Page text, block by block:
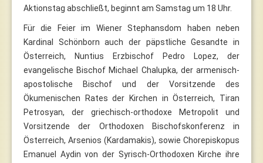
Aktionstag abschließt, beginnt am Samstag um 18 Uhr.
Für die Feier im Wiener Stephansdom haben neben
Kardinal Schönborn auch der päpstliche Gesandte in
Österreich, Nuntius Erzbischof Pedro Lopez, der
evangelische Bischof Michael Chalupka, der armenisch-
apostolische Bischof und der Vorsitzende des
Ökumenischen Rates der Kirchen in Österreich, Tiran
Petrosyan, der griechisch-orthodoxe Metropolit und
Vorsitzende der Orthodoxen Bischofskonferenz in
Österreich, Arsenios (Kardamakis), sowie Chorepiskopus
Emanuel Aydin von der Syrisch-Orthodoxen Kirche ihre